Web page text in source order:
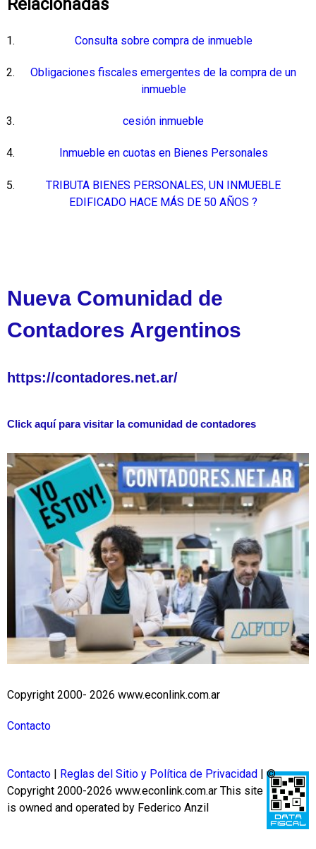
Relacionadas
Consulta sobre compra de inmueble
Obligaciones fiscales emergentes de la compra de un
inmueble
cesión inmueble
Inmueble en cuotas en Bienes Personales
TRIBUTA BIENES PERSONALES, UN INMUEBLE
EDIFICADO HACE MÁS DE 50 AÑOS ?
Nueva Comunidad de
Contadores Argentinos
https://contadores.net.ar/
Click aquí para visitar la comunidad de contadores
Copyright 2000- 2026 www.econlink.com.ar
Contacto
Contacto Reglas del Sitio y Política de Privacidad
| ©
Copyright 2000-2026 www.econlink.com.ar This site
is owned and operated by Federico Anzil